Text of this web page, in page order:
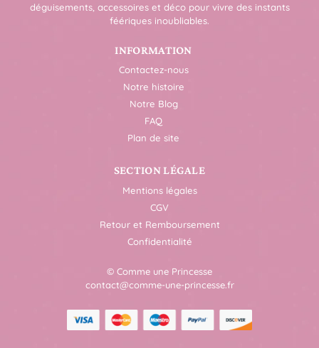
déguisements, accessoires et déco pour vivre des instants
féériques inoubliables.
INFORMATION
Contactez-nous
Notre histoire
Notre Blog
FAQ
Plan de site
SECTION LÉGALE
Mentions légales
CGV
Retour et Remboursement
Confidentialité
© Comme une Princesse
contact@comme-une-princesse.fr